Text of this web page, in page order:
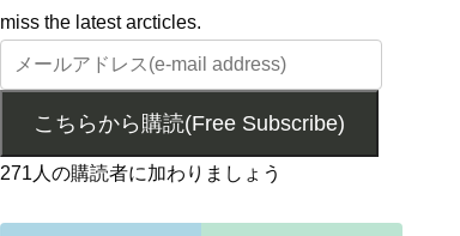
miss the latest arcticles.
こちらから購読(Free Subscribe)
271人の購読者に加わりましょう